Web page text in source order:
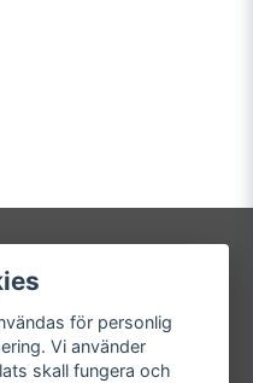
för personlig
Vi använder
skall fungera och